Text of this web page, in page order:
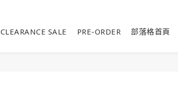
CLEARANCE SALE PRE-ORDER 部落格首頁